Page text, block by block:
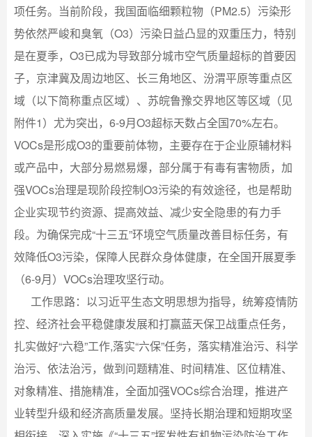
项任务。当前阶段，我国面临细颗粒物（PM2.5）污染形
势依然严峻和臭氧（O3）污染日益凸显的双重压力，特别
是在夏季，O3已成为导致部分城市空气质量超标的首要因
子，京津冀及周边地区、长三角地区、汾渭平原等重点区
域（以下简称重点区域）、苏皖鲁豫交界地区等区域（见
附件1）尤为突出，6-9月O3超标天数占全国70%左右。
VOCs是形成O3的重要前体物，主要存在于企业原辅材料
或产品中，大部分易燃易爆，部分属于有毒有害物质，加
强VOCs治理是现阶段控制O3污染的有效途径，也是帮助
企业实现节约资源、提高效益、减少安全隐患的有力手
段。为确保完成“十三五”环境空气质量改善目标任务，有
效降低O3污染，保障人民群众身体健康，在全国开展夏季
（6-9月）VOCs治理攻坚行动。
工作思路：以习近平生态文明思想为指导，统筹疫情防
控、经济社会平稳健康发展和打赢蓝天保卫战重点任务，
扎实做好“六稳”工作,落实“六保”任务，落实精准治污、科学
治污、依法治污，做到问题精准、时间精准、区位精准、
对象精准、措施精准，全面加强VOCs综合治理，推进产
业转型升级和经济高质量发展。坚持长期治理和短期攻坚